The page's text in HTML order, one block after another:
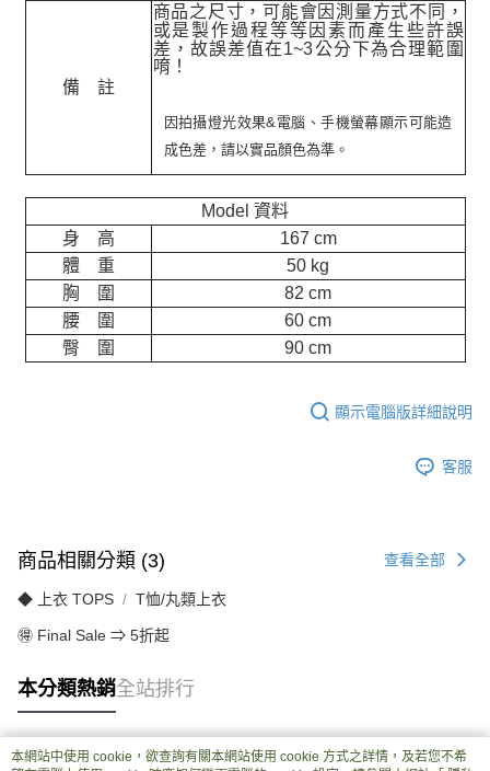
備 註
商品之尺寸，可能會因測量方式不同，
或是製作過程等等因素而產生些許誤
差，故誤差值在1~3公分下為合理範圍
唷！
因拍攝燈光效果&電腦、手機螢幕顯示可能造
成色差，請以實品顏色為準。
Model 資料
身 高
167 cm
體 重
50 kg
胸 圍
82 cm
腰 圍
60 cm
臀 圍
90 cm
顯示電腦版詳細說明
客服
商品相關分類 (3) 查看全部
◆ 上衣 TOPS T恤/丸類上衣
🉐 Final Sale ⇒ 5折起
本分類熱銷全站排行
本網站中使用 cookie，欲查詢有關本網站使用 cookie 方式之詳情，及若您不希